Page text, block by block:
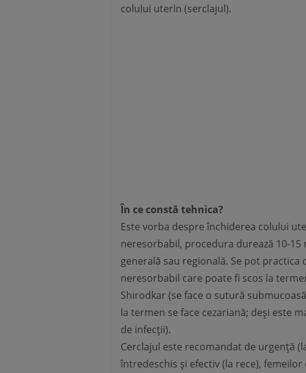
colului uterin (serclajul).
În ce constă tehnica?
Este vorba despre închiderea colului
neresorbabil, procedura durează 10-15
generală sau regională. Se pot
neresorbabil care poate fi scos la
Shirodkar (se face o sutură
la termen se face cezariană; deși este
de infecții).
Cerclajul este recomandat de urgență
întredeschis și efectiv (la rece),